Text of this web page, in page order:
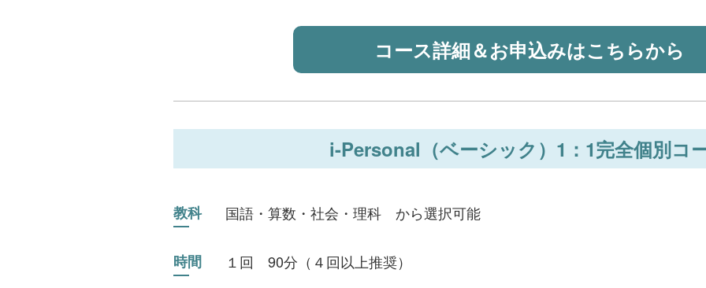
コース詳細＆お申込みはこちらから
i-Personal（ベーシック）1：1完全個別コ
教科 国語・算数・社会・理科 から選択可能
時間 １回 90分（４回以上推奨）